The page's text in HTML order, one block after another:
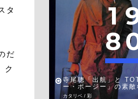
タ
だ
ク
1
8
寺尾聰「出航」と
ー・ポージー」の素敵
カタリベ / 彩